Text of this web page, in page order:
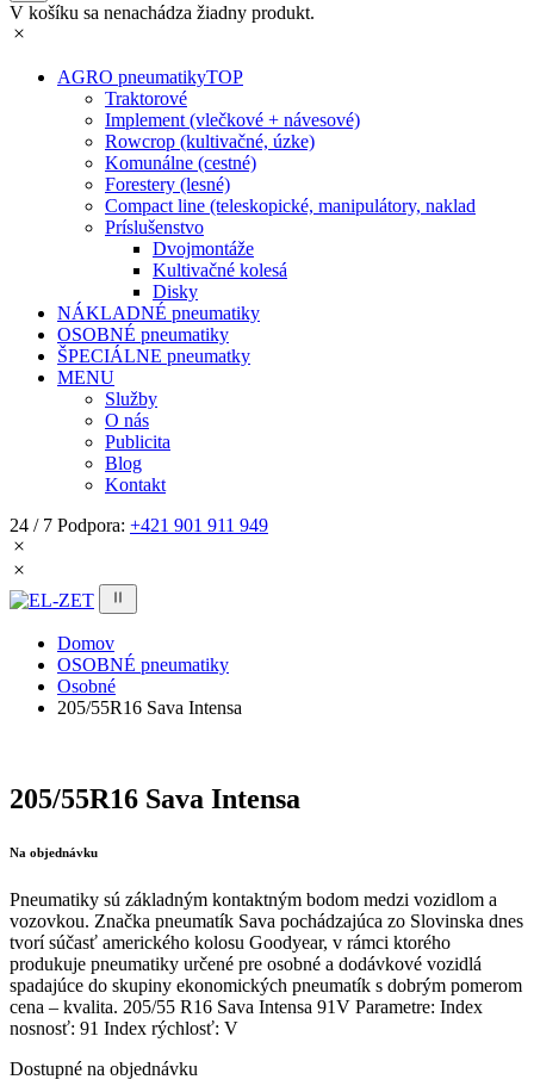
V košíku sa nenachádza žiadny produkt.
AGRO pneumatikyTOP
Traktorové
Implement (vlečkové + návesové)
Rowcrop (kultivačné, úzke)
Komunálne (cestné)
Forestery (lesné)
Compact line (teleskopické, manipulátory, naklad
Príslušenstvo
Dvojmontáže
Kultivačné kolesá
Disky
NÁKLADNÉ pneumatiky
OSOBNÉ pneumatiky
ŠPECIÁLNE pneumatky
MENU
Služby
O nás
Publicita
Blog
Kontakt
24 / 7 Podpora: +421 901 911 949
Domov
OSOBNÉ pneumatiky
Osobné
205/55R16 Sava Intensa
205/55R16 Sava Intensa
Na objednávku
Pneumatiky sú základným kontaktným bodom medzi vozidlom a
vozovkou. Značka pneumatík Sava pochádzajúca zo Slovinska dnes
tvorí súčasť amerického kolosu Goodyear, v rámci ktorého
produkuje pneumatiky určené pre osobné a dodávkové vozidlá
spadajúce do skupiny ekonomických pneumatík s dobrým pomerom
cena – kvalita. 205/55 R16 Sava Intensa 91V Parametre: Index
nosnosť: 91 Index rýchlosť: V
Dostupné na objednávku